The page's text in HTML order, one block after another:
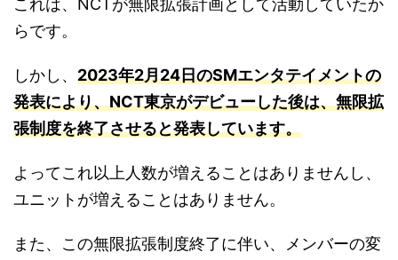
これは、NCTが無限拡張計画として活動していたか
らです。
しかし、 2023年2月24日のSMエンタテイメントの
発表により、NCT東京がデビューした後は、無限拡
張制度を終了させると発表しています。
よってこれ以上人数が増えることはありませんし、
ユニットが増えることはありません。
また、この無限拡張制度終了に伴い、メンバーの変